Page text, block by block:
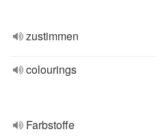
zustimmen
colourings
Farbstoffe